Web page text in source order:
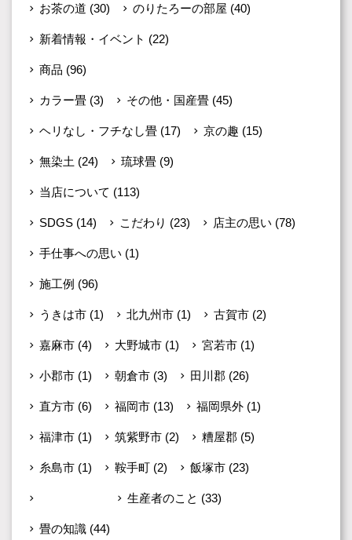
お茶の道 (30) のりたろーの部屋 (40)
新着情報・イベント (22)
商品 (96)
カラー畳 (3) その他・国産畳 (45)
ヘリなし・フチなし畳 (17) 京の趣 (15)
無染土 (24) 琉球畳 (9)
当店について (113)
SDGS (14) こだわり (23) 店主の思い (78)
手仕事への思い (1)
施工例 (96)
うきは市 (1) 北九州市 (1) 古賀市 (2)
嘉麻市 (4) 大野城市 (1) 宮若市 (1)
小郡市 (1) 朝倉市 (3) 田川郡 (26)
直方市 (6) 福岡市 (13) 福岡県外 (1)
福津市 (1) 筑紫野市 (2) 糟屋郡 (5)
糸島市 (1) 鞍手町 (2) 飯塚市 (23)
生産者のこと (33)
畳の知識 (44)